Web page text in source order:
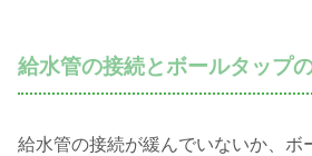
給水管の接続とボールタップ
給水管の接続が緩んでいないか、ボ